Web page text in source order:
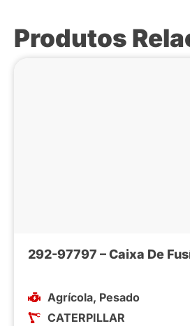
Produtos
292-97797 – Caixa De
Agrícola, Pesado
CATERPILLAR